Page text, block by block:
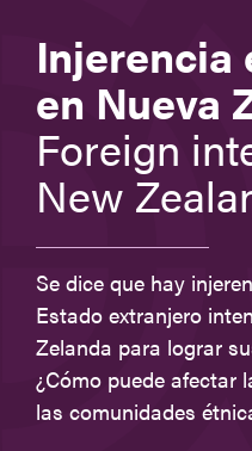
Injerencia
en Nueva
Foreign
New
Se dice que hay
Estado extranjero
Zelanda para lograr
¿Cómo puede afectar
las comunidades